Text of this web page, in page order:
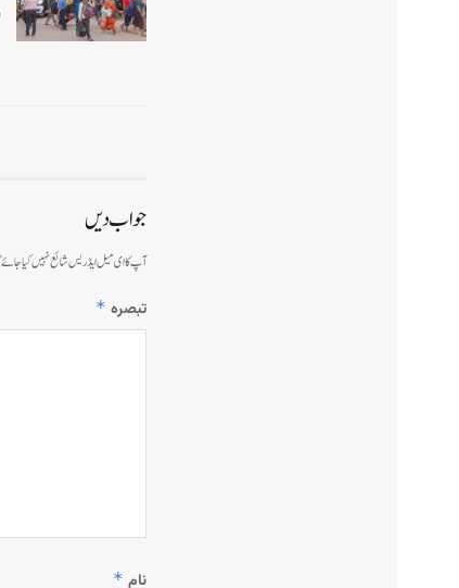
جواب دیں
آپ کا ای میل ایڈریس شائع نہیں کیا جائے
تبصرہ *
نام *